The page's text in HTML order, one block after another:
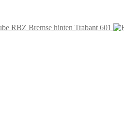
RBZ Bremse hinten Trabant 601